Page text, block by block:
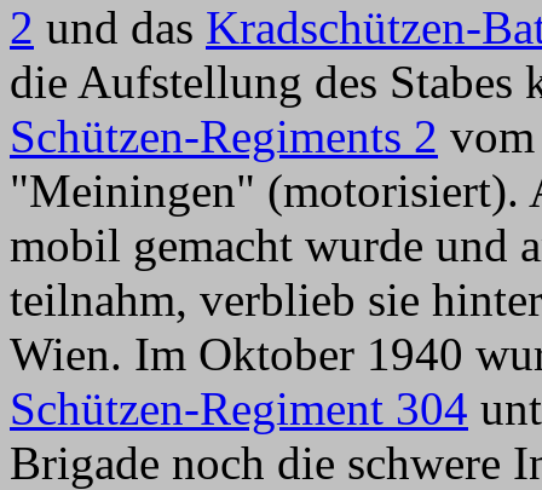
2 und das Kradschützen-
die Aufstellung des Stabes
Schützen-Regiments 2
"Meiningen" (motorisiert).
mobil gemacht wurde und
teilnahm, verblieb sie
Wien. Im Oktober 1940
Schützen-Regiment 304
Brigade noch die schwere